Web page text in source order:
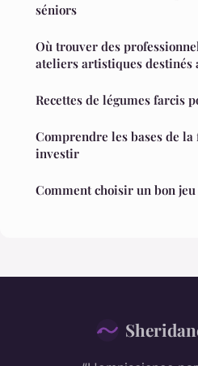
séniors
Où trouver des
ateliers artistiques destinés
Recettes de légumes farcis
Comprendre les bases de
investir
Comment choisir un bon jeu